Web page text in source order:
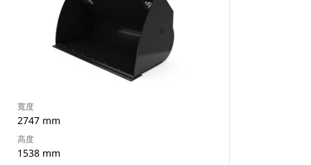
寬度
2747 mm
高度
1538 mm